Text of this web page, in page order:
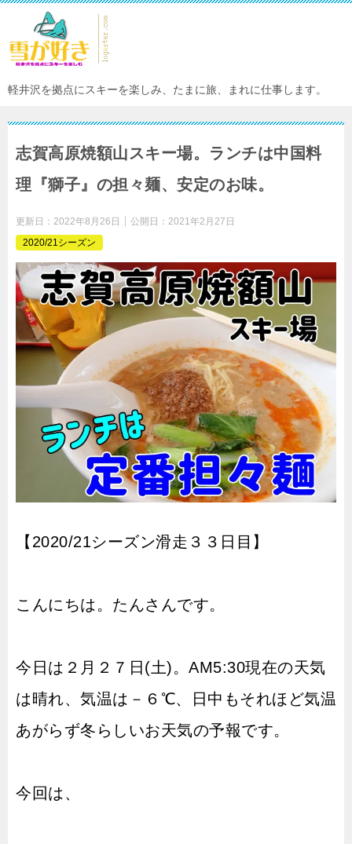
軽井沢を拠点にスキーを楽しみ、たまに旅、まれに仕事します。
志賀高原焼額山スキー場。ランチは中国料
理『獅子』の担々麺、安定のお味。
更新日： 2022年8月26日 公開日： 2021年2月27日
2020/21シーズン
【2020/21シーズン滑走３３日目】
こんにちは。たんさんです。
今日は２月２７日(土)。AM5:30現在の天気
は晴れ、気温は－６℃、日中もそれほど気温
あがらず冬らしいお天気の予報です。
今回は、